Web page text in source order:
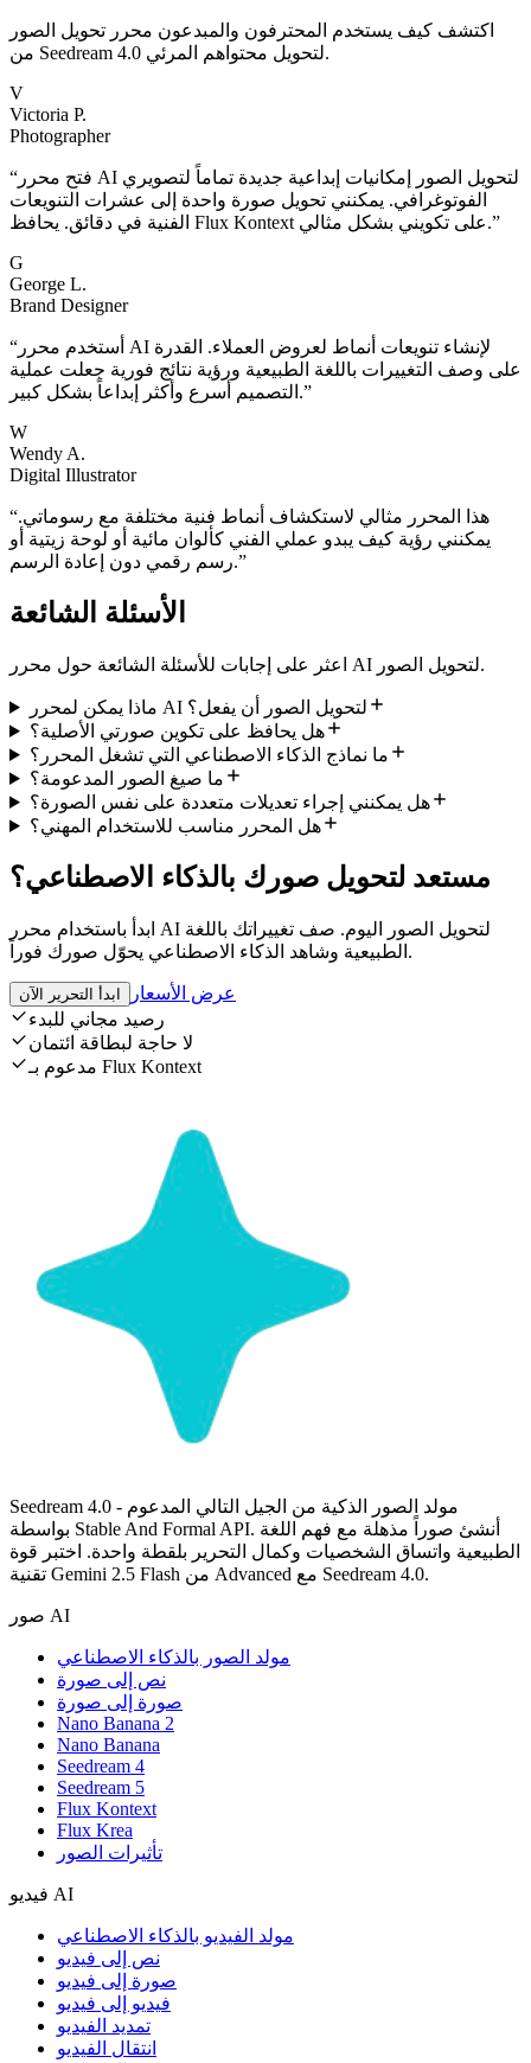
اكتشف كيف يستخدم المحترفون والمبدعون محرر تحويل الصور
من Seedream 4.0 لتحويل محتواهم المرئي.
V
Victoria P.
Photographer
“ فتح محرر AI لتحويل الصور إمكانيات إبداعية جديدة تماماً لتصويري
الفوتوغرافي. يمكنني تحويل صورة واحدة إلى عشرات التنويعات
الفنية في دقائق. يحافظ Flux Kontext على تكويني بشكل مثالي.”
G
George L.
Brand Designer
“ أستخدم محرر AI لإنشاء تنويعات أنماط لعروض العملاء. القدرة
على وصف التغييرات باللغة الطبيعية ورؤية نتائج فورية جعلت عملية
التصميم أسرع وأكثر إبداعاً بشكل كبير.”
W
Wendy A.
Digital Illustrator
“هذا المحرر مثالي لاستكشاف أنماط فنية مختلفة مع رسوماتي.
يمكنني رؤية كيف يبدو عملي الفني كألوان مائية أو لوحة زيتية أو
رسم رقمي دون إعادة الرسم.”
الأسئلة الشائعة
اعثر على إجابات للأسئلة الشائعة حول محرر AI لتحويل الصور.
ماذا يمكن لمحرر AI لتحويل الصور أن يفعل؟
هل يحافظ على تكوين صورتي الأصلية؟
ما نماذج الذكاء الاصطناعي التي تشغل المحرر؟
ما صيغ الصور المدعومة؟
هل يمكنني إجراء تعديلات متعددة على نفس الصورة؟
هل المحرر مناسب للاستخدام المهني؟
مستعد لتحويل صورك بالذكاء الاصطناعي؟
ابدأ باستخدام محرر AI لتحويل الصور اليوم. صف تغييراتك باللغة
الطبيعية وشاهد الذكاء الاصطناعي يحوّل صورك فوراً.
ابدأ التحرير الآن
عرض الأسعار
رصيد مجاني للبدء
لا حاجة لبطاقة ائتمان
مدعوم بـ Flux Kontext
Seedream 4.0 - مولد الصور الذكية من الجيل التالي المدعوم
بواسطة Stable And Formal API. أنشئ صوراً مذهلة مع فهم اللغة
الطبيعية واتساق الشخصيات وكمال التحرير بلقطة واحدة. اختبر قوة
تقنية Gemini 2.5 Flash من Advanced مع Seedream 4.0.
صور AI
مولد الصور بالذكاء الاصطناعي
نص إلى صورة
صورة إلى صورة
Nano Banana 2
Nano Banana
Seedream 4
Seedream 5
Flux Kontext
Flux Krea
تأثيرات الصور
فيديو AI
مولد الفيديو بالذكاء الاصطناعي
نص إلى فيديو
صورة إلى فيديو
فيديو إلى فيديو
تمديد الفيديو
انتقال الفيديو